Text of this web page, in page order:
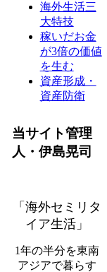
海外生活三
大特技
稼いだお金
が3倍の価値
を生む
資産形成・
資産防衛
当サイト管理
人・伊島晃司
「海外セミリタ
イア生活」
1年の半分を東南
アジアで暮らす